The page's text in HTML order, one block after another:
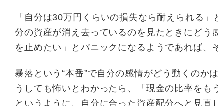
「自分は30万円くらいの損失なら耐えられる
分の資産が消え去っているのを見たときにど
を止めたい」とパニックになるようであれば、
暴落という“本番”で自分の感情がどう動くのか
うしても怖いとわかったら、「現金の比率をも
というように、自分に合った資産配分へと見直